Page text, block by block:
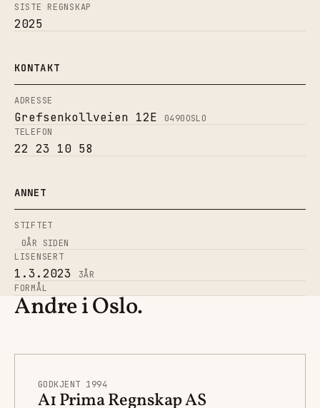
SISTE REGNSKAP
2025
KONTAKT
ADRESSE
Grefsenkollveien 12E 0490OSLO
TELEFON
22 23 10 58
ANNET
STIFTET
0ÅR SIDEN
LISENSERT
1.3.2023 3ÅR
FORMÅL
Andre i Oslo.
GODKJENT 1994
A1 Prima Regnskap AS